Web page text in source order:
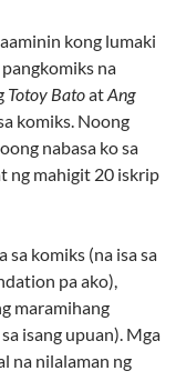
kong lumaki
na
Totoy BatoatAng
komiks. Noong
nabasa ko sa
ng mahigit 20 iskrip
sa komiks (na isa sa
pa ako),
maramihang
isang upuan). Mga
na nilalaman ng